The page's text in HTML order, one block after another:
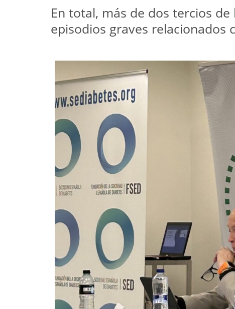
En total, más de dos tercios
episodios graves relacionados